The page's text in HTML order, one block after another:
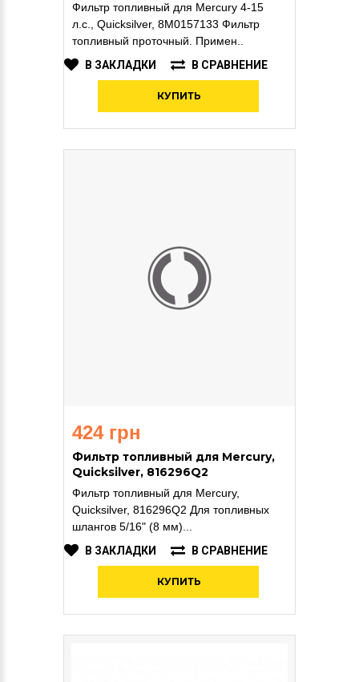
Фильтр топливный для Mercury 4-15
л.с., Quicksilver, 8M0157133 Фильтр
топливный проточный. Примен..
В ЗАКЛАДКИ
В СРАВНЕНИЕ
КУПИТЬ
424 грн
Фильтр топливный для Mercury,
Quicksilver, 816296Q2
Фильтр топливный для Mercury,
Quicksilver, 816296Q2 Для топливных
шлангов 5/16" (8 мм)...
В ЗАКЛАДКИ
В СРАВНЕНИЕ
КУПИТЬ